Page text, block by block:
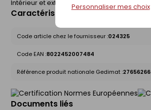
Personnaliser mes choix
Intérieur et extérieur.
Caractéristiques du produit
Code article chez le fournisseur :024325
Code EAN :8022452007484
Référence produit nationale Gedimat :27656266
Documents liés